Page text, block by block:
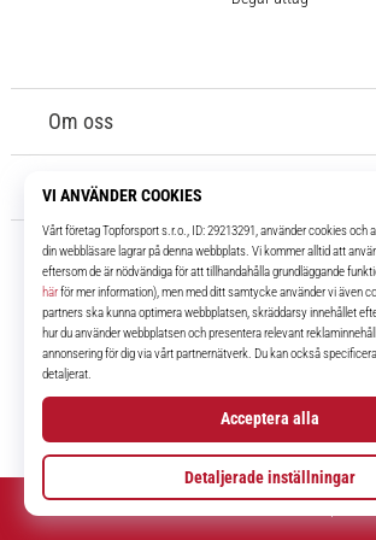
11teamsports.se
I över 16 år har vi varit dina lagkamrater, vilket ger
senaste fotbollsprodukterna.
FacebookInstagramYouTube
Om oss
Kundtjänst